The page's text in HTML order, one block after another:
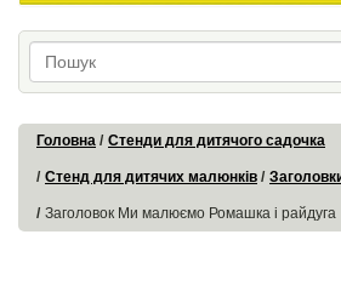
Головна Стенди для дитячого садочка
Стенд для дитячих малюнків
Заголовок Ми малюємо Ромашка і райдуга